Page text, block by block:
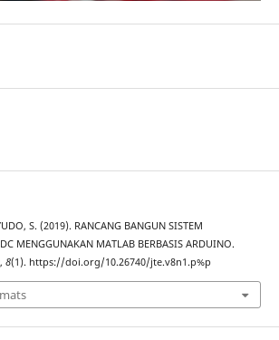
S. (2019). RANCANG BANGUN SISTEM
MENGGUNAKAN MATLAB BERBASIS ARDUINO.
, 8(1). https://doi.org/10.26740/jte.v8n1.p%p